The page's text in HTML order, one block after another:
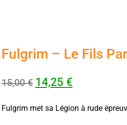
Fulgrim – Le Fils
15,00€ 14,25 €
Fulgrim met sa Légion à rude